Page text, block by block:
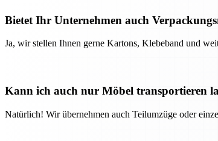
Bietet Ihr Unternehmen auch
Ja, wir stellen Ihnen gerne Kartons, Klebeband und
Kann ich auch nur Möbel transportieren
Natürlich! Wir übernehmen auch Teilumzüge oder